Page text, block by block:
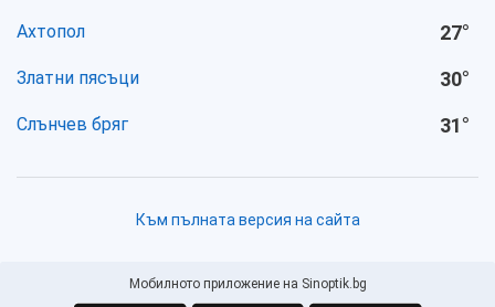
Ахтопол 27°
Златни пясъци 30°
Слънчев бряг 31°
Към пълната версия на сайта
Мобилното приложение на Sinoptik.bg